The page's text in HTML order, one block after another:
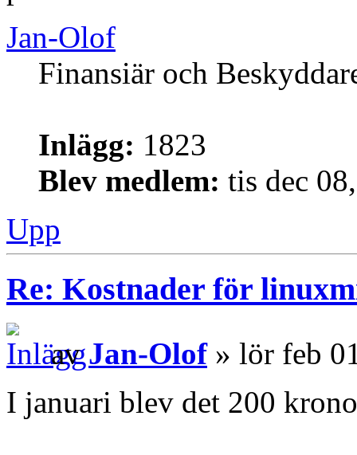
Jan-Olof
Finansiär och
Inlägg: 1823
Blev medlem: tis dec
Upp
Re: Kostnader för
avJan-Olof» lör feb
I januari blev det 200